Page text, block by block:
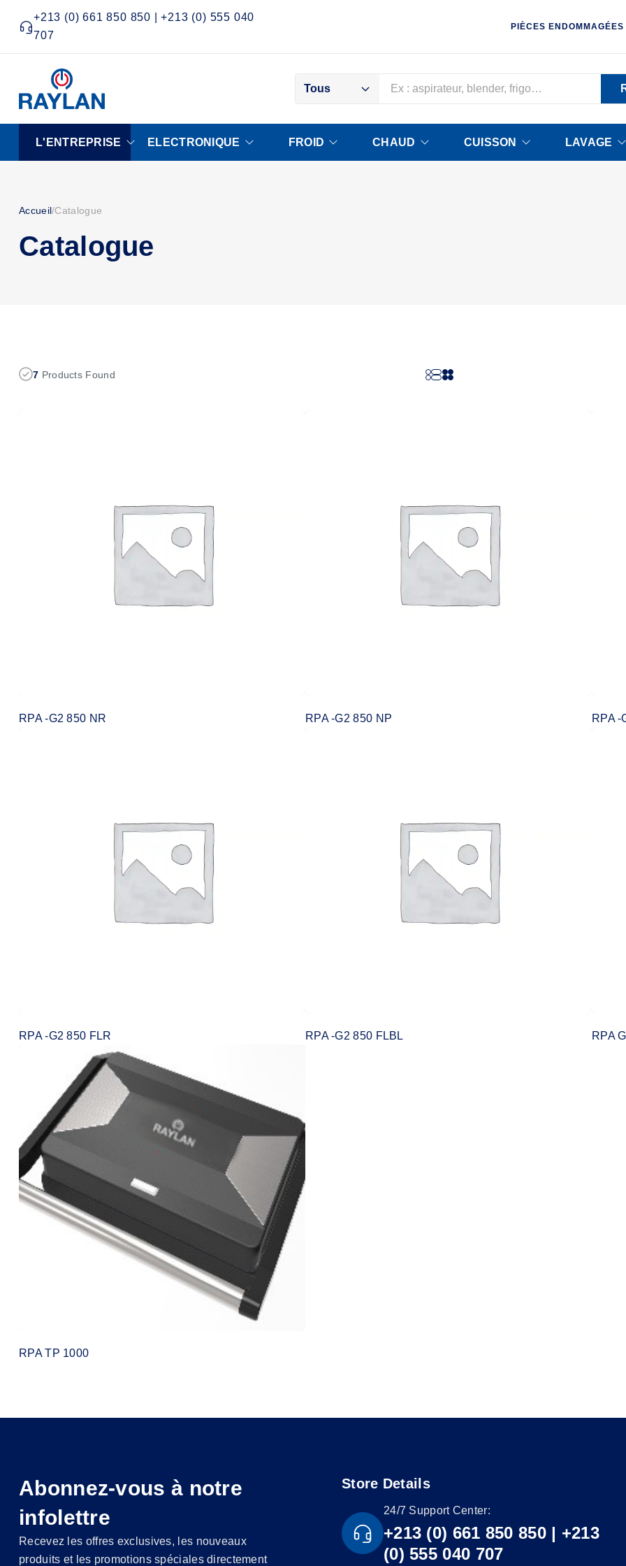
+213 (0) 661 850 850 | +213 (0) 555 040
707
PIÈCES
Tous
L'ENTREPRISE ELECTRONIQUE FROID CHAUD CUISSON LAVAGE
Accueil/Catalogue
Catalogue
7 Products Found
RPA -G2 850 NR RPA -G2 850 NP RPA -
RPA -G2 850 FLR RPA -G2 850 FLBL RPA
RPA TP 1000
Abonnez-vous à notre
infolettre
Recevez les offres exclusives, les nouveaux
produits et les promotions spéciales directement
Store Details
24/7 Support Center:
+213 (0) 661 850 850 | +213
(0) 555 040 707